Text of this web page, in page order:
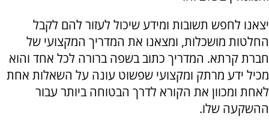
יצאנו לחפש תשובות ומידע שיכול לעזור להם לקבל
החלטות מושכלות, ומצאנו את המדריך המקצועי של
חברת קרתא. המדריך כתוב בשפה ברורה לכל אחד והוא
מכיל ידע מרתק ומקצועי שפשוט עונה על השאלות אחת
לאחת ומכוון את הקורא לדרך הבטוחה ביותר עבור
ההשקעה שלו.